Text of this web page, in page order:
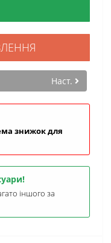
Наст.
знижок для
іншого за